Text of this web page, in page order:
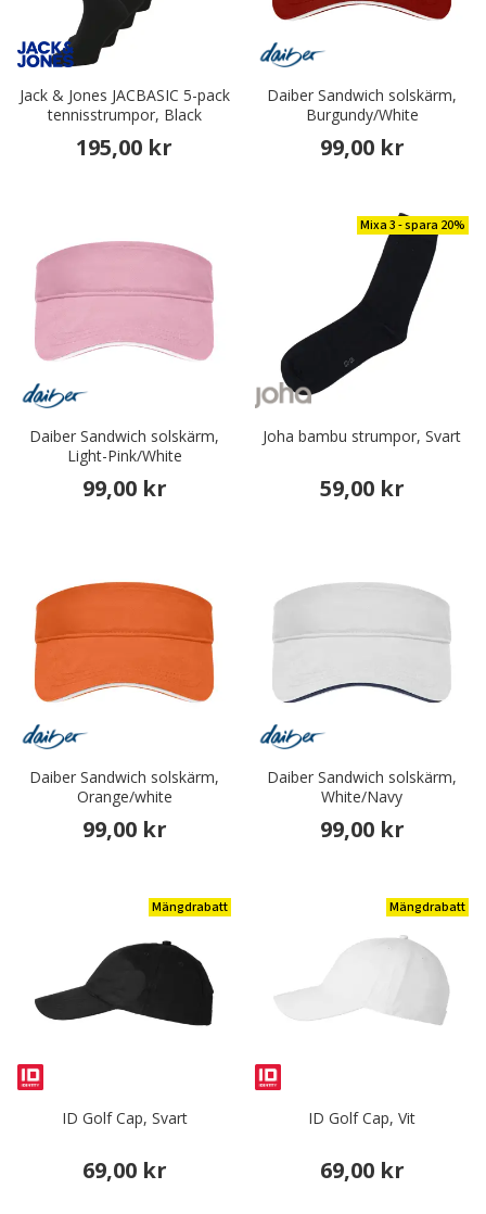
Jack & Jones JACBASIC 5-pack
tennisstrumpor, Black
195,00 kr
Daiber Sandwich solskärm,
Burgundy/White
99,00 kr
Daiber Sandwich solskärm,
Light-Pink/White
99,00 kr
Mixa 3 - spara 20%
Joha bambu strumpor, Svart
59,00 kr
Daiber Sandwich solskärm,
Orange/white
99,00 kr
Daiber Sandwich solskärm,
White/Navy
99,00 kr
Mängdrabatt
ID Golf Cap, Svart
69,00 kr
Mängdrabatt
ID Golf Cap, Vit
69,00 kr